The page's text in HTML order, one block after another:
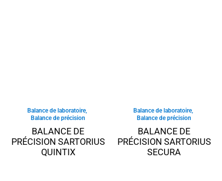
Balance de laboratoire,
Balance de précision
BALANCE DE
PRÉCISION SARTORIUS
QUINTIX
Balance de laboratoire,
Balance de précision
BALANCE DE
PRÉCISION SARTORIUS
SECURA